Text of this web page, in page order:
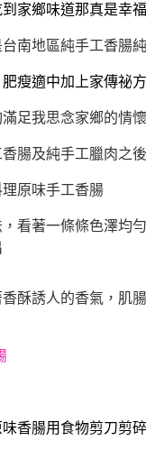
家鄉味道那真是幸福
台南地區純手工香腸
瘦適中加上家傳祕
足我思念家鄉的情懷
腸及純手工臘肉之後
原味手工香腸
看著一條條色澤均
酥誘人的香氣，肌
香腸用食物剪刀剪